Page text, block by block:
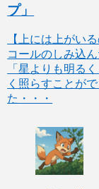
プ」
【上には上がい
コールのしみ込
「星よりも明る
く照らすことが
た・・・